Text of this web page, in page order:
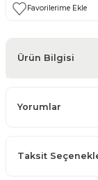
Ürün Bilgisi
Yorumlar
Taksit